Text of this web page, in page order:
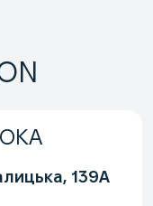
ОКА
139А